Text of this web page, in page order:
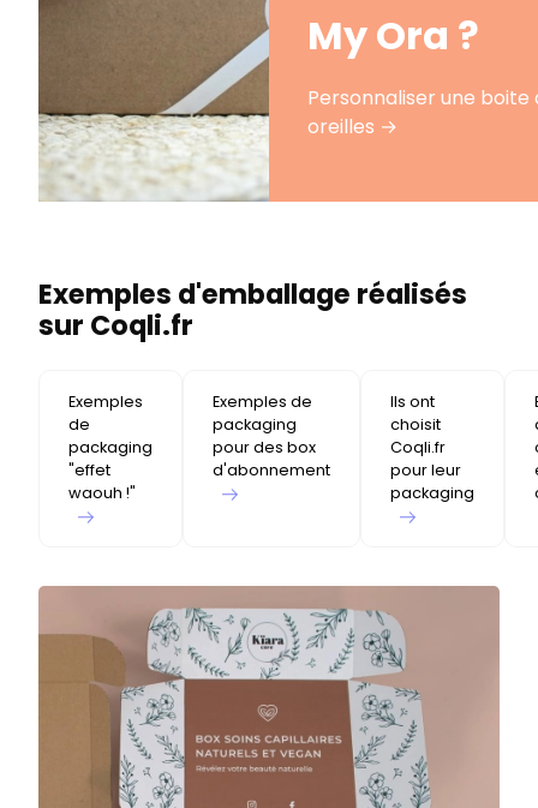
My Ora ?
Personnaliser une boite
oreilles →
Exemples d'emballage réalisés
sur Coqli.fr
Exemples
de
packaging
"effet
waouh !"
Exemples de
packaging
pour des box
d'abonnement
Ils ont
choisit
Coqli.fr
pour leur
packaging